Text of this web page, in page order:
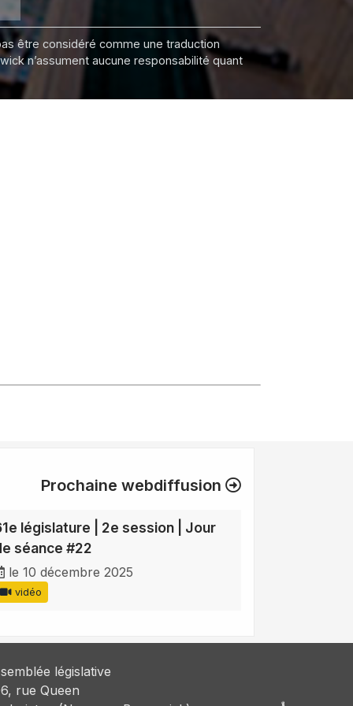
être considéré comme une traduction
n’assument aucune responsabilité quant
Prochaine webdiffusion
législature | 2e session | Jour
séance #22
le 10 décembre 2025
vidéo
législative
rue Queen